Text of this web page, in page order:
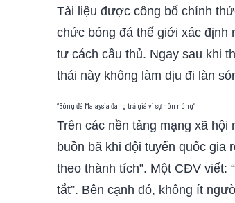
Tài liệu được công bố chính
chức bóng đá thế giới xác định
tư cách cầu thủ. Ngay sau khi
thái này không làm dịu đi làn
“Bóng đá Malaysia đang trả giá vì sự nôn nóng”
Trên các nền tảng mạng xã
buồn bã khi đội tuyển quốc gia
theo thành tích”. Một CĐV viết:
tắt”. Bên cạnh đó, không ít